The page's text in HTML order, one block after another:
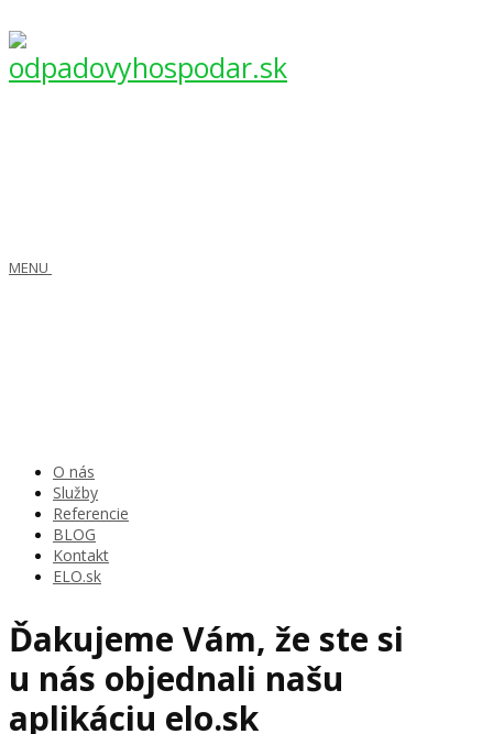
MENU
O nás
Služby
Referencie
BLOG
Kontakt
ELO.sk
Ďakujeme Vám, že ste si
u nás objednali našu
aplikáciu elo.sk